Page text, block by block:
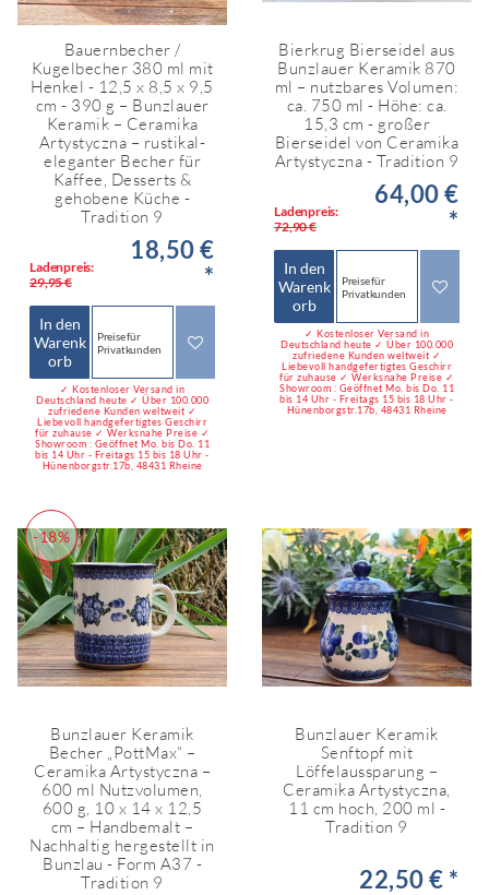
Bauernbecher /
Kugelbecher 380 ml mit
Henkel - 12,5 x 8,5 x 9,5
cm - 390 g – Bunzlauer
Keramik – Ceramika
Artystyczna – rustikal-
eleganter Becher für
Kaffee, Desserts &
gehobene Küche -
Tradition 9
Ladenpreis:
29,95 €
18,50 €
*
In den
Warenk
orb
Preise für
Privatkunden
✓ Kostenloser Versand in
Deutschland heute ✓ Über 100.000
zufriedene Kunden weltweit ✓
Liebevoll handgefertigtes Geschirr
für zuhause ✓ Werksnahe Preise ✓
Showroom : Geöffnet Mo. bis Do. 11
bis 14 Uhr - Freitags 15 bis 18 Uhr -
Hünenborgstr.17b, 48431 Rheine
Bierkrug Bierseidel aus
Bunzlauer Keramik 870
ml – nutzbares Volumen:
ca. 750 ml - Höhe: ca.
15,3 cm - großer
Bierseidel von Ceramika
Artystyczna - Tradition 9
Ladenpreis:
72,90 €
64,00 €
*
In den
Warenk
orb
Preise für
Privatkunden
✓ Kostenloser Versand in
Deutschland heute ✓ Über 100.000
zufriedene Kunden weltweit ✓
Liebevoll handgefertigtes Geschirr
für zuhause ✓ Werksnahe Preise ✓
Showroom : Geöffnet Mo. bis Do. 11
bis 14 Uhr - Freitags 15 bis 18 Uhr -
Hünenborgstr.17b, 48431 Rheine
-18%
Bunzlauer Keramik
Becher „PottMax“ –
Ceramika Artystyczna –
600 ml Nutzvolumen,
600 g, 10 x 14 x 12,5
cm – Handbemalt –
Nachhaltig hergestellt in
Bunzlau - Form A37 -
Tradition 9
Bunzlauer Keramik
Senftopf mit
Löffelaussparung –
Ceramika Artystyczna,
11 cm hoch, 200 ml -
Tradition 9
22,50 € *